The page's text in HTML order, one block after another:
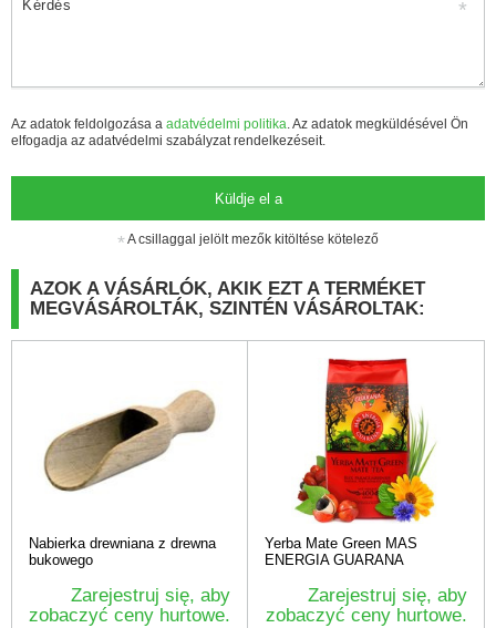
Kérdés
Az adatok feldolgozása a adatvédelmi politika . Az adatok megküldésével Ön
elfogadja az adatvédelmi szabályzat rendelkezéseit.
Küldje el a
A csillaggal jelölt mezők kitöltése kötelező
AZOK A VÁSÁRLÓK, AKIK EZT A TERMÉKET
MEGVÁSÁROLTÁK, SZINTÉN VÁSÁROLTAK:
Nabierka drewniana z drewna
bukowego
Zarejestruj się, aby
zobaczyć ceny hurtowe.
Yerba Mate Green MAS
ENERGIA GUARANA
Zarejestruj się, aby
zobaczyć ceny hurtowe.